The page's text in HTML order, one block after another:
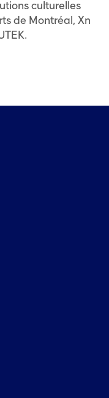
culturelles
de Montréal, Xn